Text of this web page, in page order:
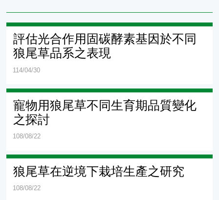
評估光合作用固碳酵素基因於不同
狼尾草品系之表現
114/04/30
寵物用狼尾草不同生育期品質變化
之探討
108/08/22
狼尾草在逆境下栽培生產之研究
108/08/22